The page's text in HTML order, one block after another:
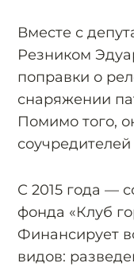
Вместе с
Резником
поправки о
снаряжении
Помимо того,
С 2015 года —
фонда «Клуб
Финансирует
видов: